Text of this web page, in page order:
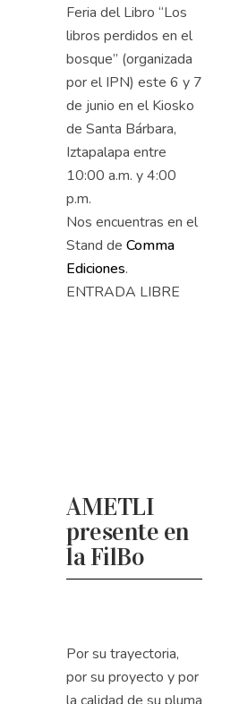
Feria del Libro “Los
libros perdidos en el
bosque” (organizada
por el IPN) este 6 y 7
de junio en el Kiosko
de Santa Bárbara,
Iztapalapa entre
10:00 a.m. y 4:00
p.m.
Nos encuentras en el
Stand de Comma
Ediciones.
ENTRADA LIBRE
AMETLI
presente en
la FilBo
Por su trayectoria,
por su proyecto y por